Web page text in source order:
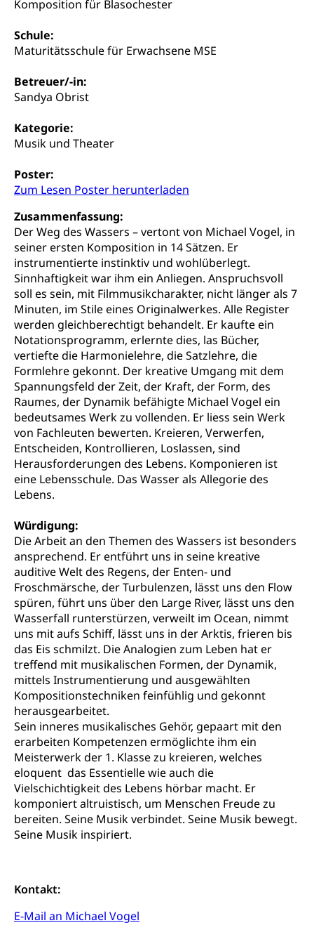
Komposition für Blasochester
Schule:
Maturitätsschule für Erwachsene MSE
Betreuer/-in:
Sandya Obrist
Kategorie:
Musik und Theater
Poster:
Zum Lesen Poster herunterladen
Zusammenfassung:
Der Weg des Wassers – vertont von Michael Vogel, in
seiner ersten Komposition in 14 Sätzen. Er
instrumentierte instinktiv und wohlüberlegt.
Sinnhaftigkeit war ihm ein Anliegen. Anspruchsvoll
soll es sein, mit Filmmusikcharakter, nicht länger als 7
Minuten, im Stile eines Originalwerkes. Alle Register
werden gleichberechtigt behandelt. Er kaufte ein
Notationsprogramm, erlernte dies, las Bücher,
vertiefte die Harmonielehre, die Satzlehre, die
Formlehre gekonnt. Der kreative Umgang mit dem
Spannungsfeld der Zeit, der Kraft, der Form, des
Raumes, der Dynamik befähigte Michael Vogel ein
bedeutsames Werk zu vollenden. Er liess sein Werk
von Fachleuten bewerten. Kreieren, Verwerfen,
Entscheiden, Kontrollieren, Loslassen, sind
Herausforderungen des Lebens. Komponieren ist
eine Lebensschule. Das Wasser als Allegorie des
Lebens.
Würdigung:
Die Arbeit an den Themen des Wassers ist besonders
ansprechend. Er entführt uns in seine kreative
auditive Welt des Regens, der Enten- und
Froschmärsche, der Turbulenzen, lässt uns den Flow
spüren, führt uns über den Large River, lässt uns den
Wasserfall runterstürzen, verweilt im Ocean, nimmt
uns mit aufs Schiff, lässt uns in der Arktis, frieren bis
das Eis schmilzt. Die Analogien zum Leben hat er
treffend mit musikalischen Formen, der Dynamik,
mittels Instrumentierung und ausgewählten
Kompositionstechniken feinfühlig und gekonnt
herausgearbeitet.
Sein inneres musikalisches Gehör, gepaart mit den
erarbeiten Kompetenzen ermöglichte ihm ein
Meisterwerk der 1. Klasse zu kreieren, welches
eloquent das Essentielle wie auch die
Vielschichtigkeit des Lebens hörbar macht. Er
komponiert altruistisch, um Menschen Freude zu
bereiten. Seine Musik verbindet. Seine Musik bewegt.
Seine Musik inspiriert.
Kontakt:
E-Mail an Michael Vogel
Gesundheitsversorgung
(gruezi.lu.ch)
Existenzsicherung - Sozialhilfe
Invalidenversicherung (WAS Luzern)
Soziale Sicherheit
Sucht und Drogen
Drogenabhängigkeit, Drogensucht,
Arzneimittelabhängigkeit, Suchtkrankheit,
Drogenabhängige, Drogensüchtige,
Betäubungsmittel, Suchtmittel, Psychopharmaka
Fachstelle Sucht Region Luzern
Sucht
Gesundheitsversorgung
Ambulant vor stationär, AVOS, Patientendossier
Altersrente, Invalidenrente, Witwenrente,
Sozialversicherung, Vorsorgeeinrichtung,
Pensionskasse, erste Säule, zweite Säule, dritte
Säule, Hilflosenentschädigung,
Ergänzungsleistungen, Altersvorsorge,
Todesfallversicherung
Hilfslosenentschädigung (WAS Luzern)
AHV-Hinterlassenenrente (WAS Luzern)
AHV-Beiträge (WAS Luzern)
Informationsstelle AHV/IV
Ergänzungsleistungen (EL) (WAS Luzern)
AHV-Altersrente (WAS Luzern)
IV-Leistungen (WAS Luzern)
Behinderung
Körperbehinderung, körperliche Behinderung,
geistige Behinderung, psychische Behinderung,
Erwerbsunfähigkeit, Behinderte
Inklusion im Sport
Menschen mit Behinderungen
Kultur und Medien
Archive und Bibliotheken
Bücher, Bundesarchiv, Landesbibliothek
Zentral- und Hochschulbibliothek
Archiv der Denkmalpflege
Kulturelle Einrichtungen
Museen, Theater, Bibliotheken
Dienststelle Kultur
Kunst & Kultur (Luzern Tourismus)
Kulturförderung
Kulturpolitik, Sprachförderung, Denkmalpflege,
kulturelles Angebot, Kulturerbe, kulturelles Erbe,
Nachwuchsförderung, Vermittlung, Selektive
Förderung, Kulturausschreibungen, Kulturpreis,
Werkbeitrag, Produktionsbeitrag, Recherche,
Bildende Kunst, Angewandte Kunst, Theater/Tanz,
Musik, Entwicklung, Programmbeiträge,
Filmförderung, Regionale Förderfonds,
Werkankäufe, Kunstankäufe, Kunst und Bau, Schule
und Kultur, Kulturgesuche, Kulturvermittlung
Kulturförderung und Vermittlung
Angebote für Schulklassen
Zentralschweizer Filmförderung
Mobilität
Schiene und öffentlicher Verkehr
Schienenverkehr, Zugverkehr, Bahnverkehr,
Öffentlicher Verkehr Luzern Mobil
Schifffahrt
Schiffsverkehr, Binnenschifffahrt, Seeschifffahrt,
Flussschifffahrt